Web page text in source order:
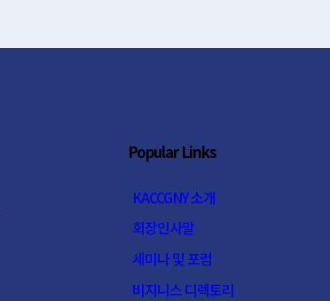
Popular Links
KACCGNY 소개
회장인사말
세미나 및 포럼
비지니스 디렉토리